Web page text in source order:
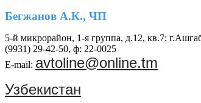
Бегжанов А.К., ЧП
5-й микрорайон, 1-я группа, д.12, кв.7;
(9931) 29-42-50, ф: 22-0025
E-mail: avtoline@online.tm
Узбекистан